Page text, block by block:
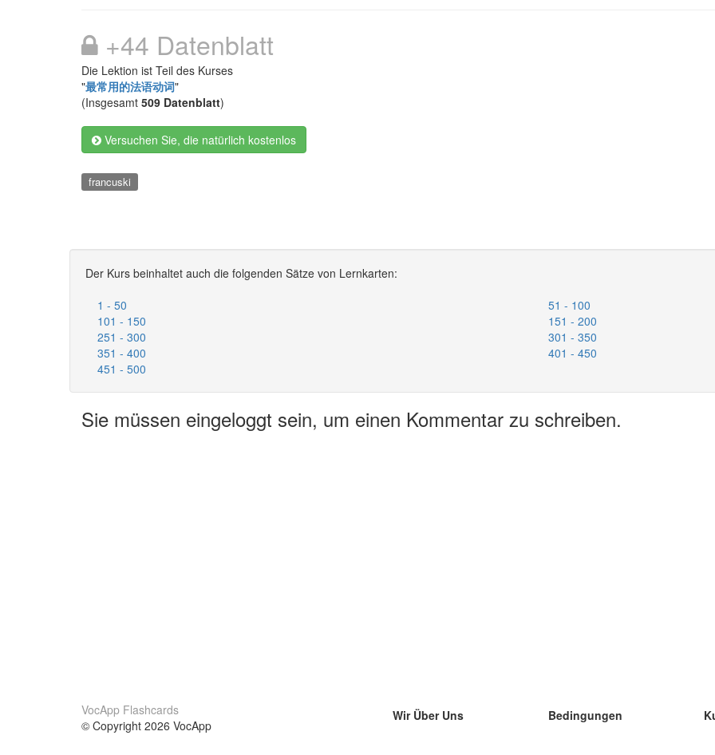
+44 Datenblatt
Die Lektion ist Teil des Kurses
"最常用的法语动词"
(Insgesamt 509 Datenblatt)
Versuchen Sie, die natürlich kostenlos
francuski
Der Kurs beinhaltet auch die folgenden Sätze von Lernkarten:
1 - 50
51 - 100
101 - 150
151 - 200
251 - 300
301 - 350
351 - 400
401 - 450
451 - 500
Sie müssen eingeloggt sein, um einen Kommentar zu schreiben.
VocApp Flashcards
© Copyright 2026 VocApp
Wir Über Uns
Bedingungen